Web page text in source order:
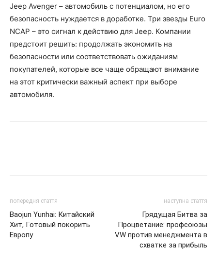
Jeep Avenger – автомобиль с потенциалом, но его
безопасность нуждается в доработке. Три звезды Euro
NCAP – это сигнал к действию для Jeep. Компании
предстоит решить: продолжать экономить на
безопасности или соответствовать ожиданиям
покупателей, которые все чаще обращают внимание
на этот критически важный аспект при выборе
автомобиля.
попередня стаття
Baojun Yunhai: Китайский
Хит, Готовый покорить
Европу
наступна стаття
Грядущая Битва за
Процветание: профсоюзы
VW против менеджмента в
схватке за прибыль